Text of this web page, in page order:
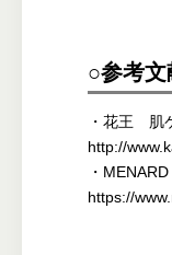
○参考文
・花王 肌
http://
・
https://